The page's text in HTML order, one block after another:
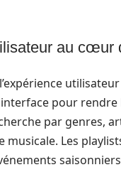
au cœur
pour rendre
par genres,
Les